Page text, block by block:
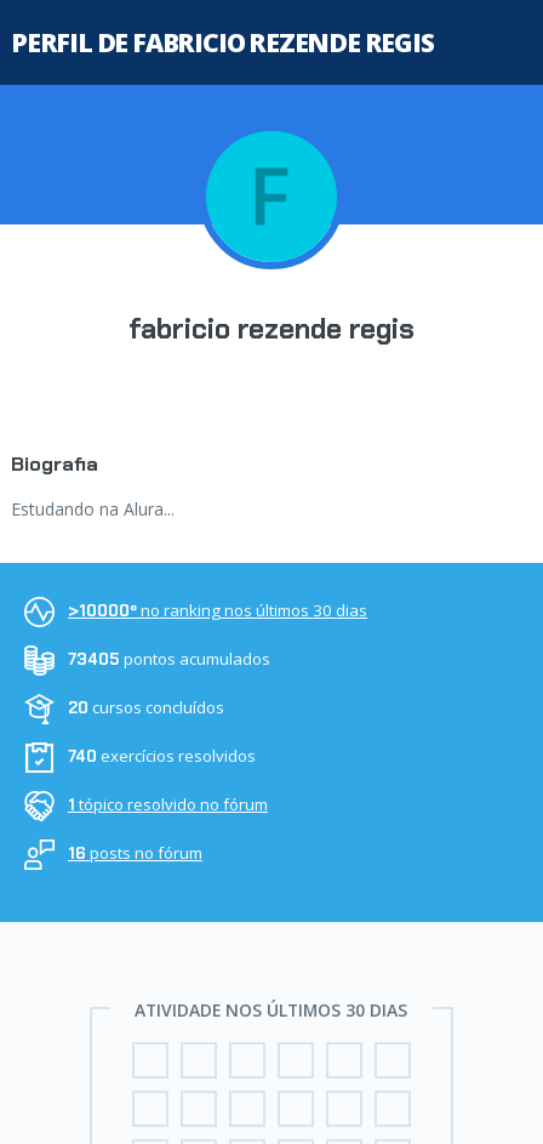
PERFIL DE FABRICIO REZENDE REGIS
fabricio rezende regis
Biografia
Estudando na Alura...
>10000ºno ranking nos últimos 30 dias
73405 pontos acumulados
20 cursos concluídos
740 exercícios resolvidos
1 tópico resolvido no fórum
16 posts no fórum
ATIVIDADE NOS ÚLTIMOS 30 DIAS